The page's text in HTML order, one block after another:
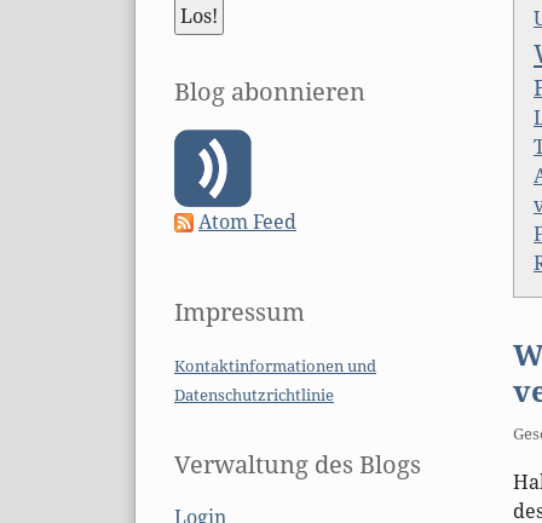
Blog abonnieren
Atom Feed
Impressum
Kontaktinformationen und
Datenschutzrichtlinie
Verwaltung des Blogs
Login